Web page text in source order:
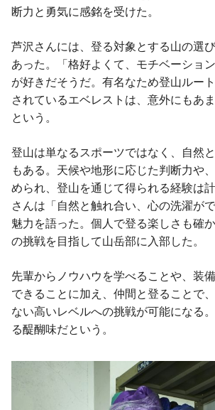
断力と勇気に感銘を受けた。
芦沢さんには、登る対象とする山の選
あった。「格好よくて、モチベーショ
が好きだそうだ。有名なため登山ルー
されているエベレストは、意外にもあ
という。
登山は単なるスポーツではなく、自然
もある。天候や地形に応じた判断力や
められ、登山を通じて得られる経験は
さんは「自然と触れ合い、心の洗濯が
魅力を語った。個人で登る楽しさも確
の挑戦を目指して山岳部に入部した。
先輩からノウハウを学べることや、装
できることに加え、仲間と登ることで
ない高いレベルへの挑戦が可能になる
る醍醐味だという。